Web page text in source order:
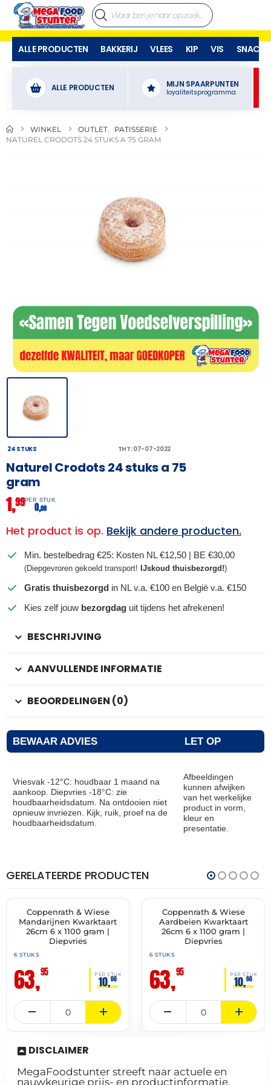
ALLE PRODUCTEN BAKKERIJ VLEES KIP VIS SNACKS
ALLE PRODUCTEN MIJN SPAARPUNTEN
loyaliteitsprogramma
WINKEL OUTLET
PATISSERIE
NATUREL CRODOTS 24 STUKS A 75 GRAM
24 STUKS THT: 07-07-2022
Naturel Crodots 24 stuks a 75
gram
1,99PER STUK
0,08
Het product is op. Bekijk andere producten.
Min. bestelbedrag €25: Kosten NL €12,50 | BE €30,00
(Diepgevroren gekoeld transport! IJskoud thuisbezorgd!)
Gratis thuisbezorgd in NL v.a. €100 en België v.a. €150
Kies zelf jouw bezorgdag uit tijdens het afrekenen!
BESCHRIJVING
AANVULLENDE INFORMATIE
BEOORDELINGEN (0)
BEWAAR ADVIES LET OP
Vriesvak -12°C: houdbaar 1 maand na
aankoop. Diepvries -18°C: zie
houdbaarheidsdatum. Na ontdooien niet
opnieuw invriezen. Kijk, ruik, proef na de
houdbaarheidsdatum.
Afbeeldingen
kunnen afwijken
van het werkelijke
product in vorm,
kleur en
presentatie.
GERELATEERDE PRODUCTEN
✓ VAST ASSORTIMENT
THT:
30-
Coppenrath & Wiese
Mandarijnen Kwarktaart
26cm 6 x 1100 gram |
Diepvries
6 STUKS
63,95 PER STUK
10,66
✓ VAST ASSORTIMENT
Coppenrath & Wiese
Aardbeien Kwarktaart
26cm 6 x 1100 gram |
Diepvries
6 STUKS
63,95 PER STUK
10,66
DISCLAIMER
MegaFoodstunter streeft naar actuele en
nauwkeurige prijs- en productinformatie.